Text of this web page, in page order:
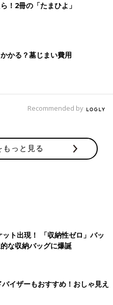
！2冊の「たまひよ」
かる？墓じまい費用
Recommended by
っと見る
ット出現！ 「収納性ゼロ」バッ
な収納バッグに爆誕
イザーもおすすめ！おしゃ見え